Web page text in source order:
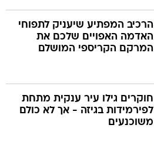
הרכיב המפתיע שיעניק לתפוחי
האדמה האפויים שלכם את
המרקם הקריספי המושלם
חוקרים גילו עיר ענקית מתחת
לפירמידות בגיזה - אך לא כולם
משוכנעים